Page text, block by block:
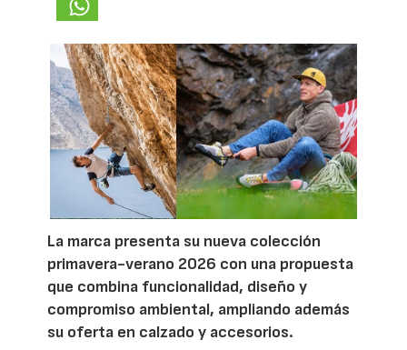
La marca presenta su nueva colección
primavera-verano 2026 con una propuesta
que combina funcionalidad, diseño y
compromiso ambiental, ampliando además
su oferta en calzado y accesorios.